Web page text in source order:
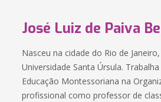
José Luiz de Paiva
Nasceu na cidade do Rio de
Universidade Santa Úrsula.
Educação Montessoriana na
profissional como professor de